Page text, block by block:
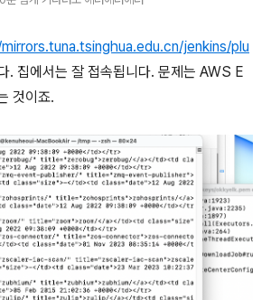
jenkins/plu
. 집에서는 잘 접속됩니다. 문제는 AWS E
것이죠.